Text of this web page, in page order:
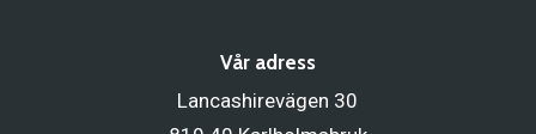
Vår adress
Lancashirevägen 30